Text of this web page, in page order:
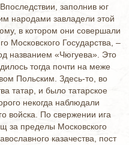
заполнив юг
народами завладели этой
в котором они совершали
Московского Государства, –
названием «Чюгуева». Это
тогда почти на меже
Польским. Здесь-то, во
татар, и было татарское
некогда наблюдали
войска. По свержении ига
за пределы Московского
казачества, пост